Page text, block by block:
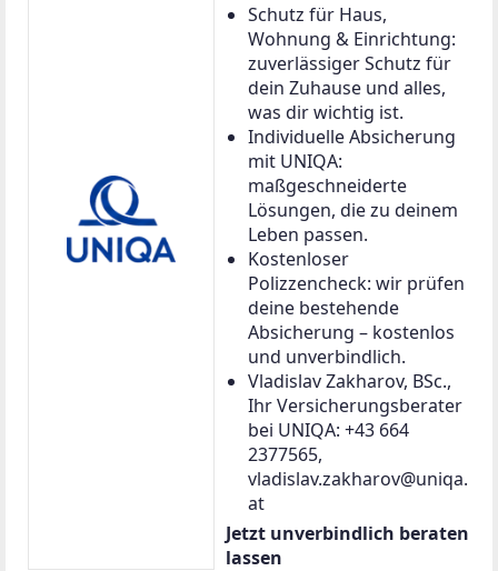
Schutz für Haus,
Wohnung & Einrichtung:
zuverlässiger Schutz für
dein Zuhause und alles,
was dir wichtig ist.
Individuelle Absicherung
mit UNIQA:
maßgeschneiderte
Lösungen, die zu deinem
Leben passen.
Kostenloser
Polizzencheck: wir prüfen
deine bestehende
Absicherung – kostenlos
und unverbindlich.
Vladislav Zakharov, BSc.,
Ihr Versicherungsberater
bei UNIQA: +43 664
2377565,
vladislav.zakharov@uniqa.
at
Jetzt unverbindlich beraten
lassen